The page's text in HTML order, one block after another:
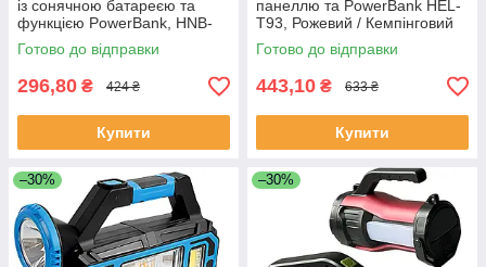
із сонячною батареєю та
функцією PowerBank, HNB-
7718-2W / Світлодіодний
ліхтар-лампа
Готово до відправки
296,80 ₴ 424 ₴
Купити
панеллю та PowerBank HEL-
T93, Рожевий / Кемпінговий
переносний ліхтар на
акумуляторі
Готово до відправки
443,10 ₴ 633 ₴
Купити
–30% –30%